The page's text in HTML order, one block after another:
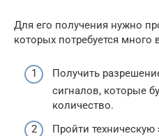
Для его получения нужно
которых потребуется много
Получить
сигналов, которые
количество.
Пройти техническую